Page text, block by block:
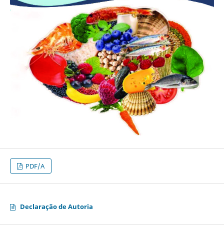
PDF/A
Declaração de Autoria